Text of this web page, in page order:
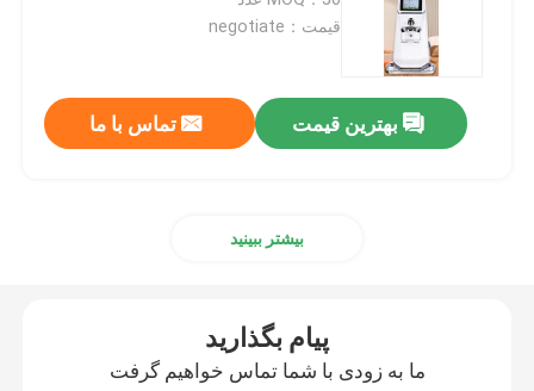
آسیاب قهوه بدون دوز
آسیاب قهوه تجاری
آسیاب دانه اسپرسو
قیمت：negotiate
بهترین قیمت تماس با ما
بیشتر ببینید
پیام بگذارید
ما به زودی با شما تماس خواهیم گرفت